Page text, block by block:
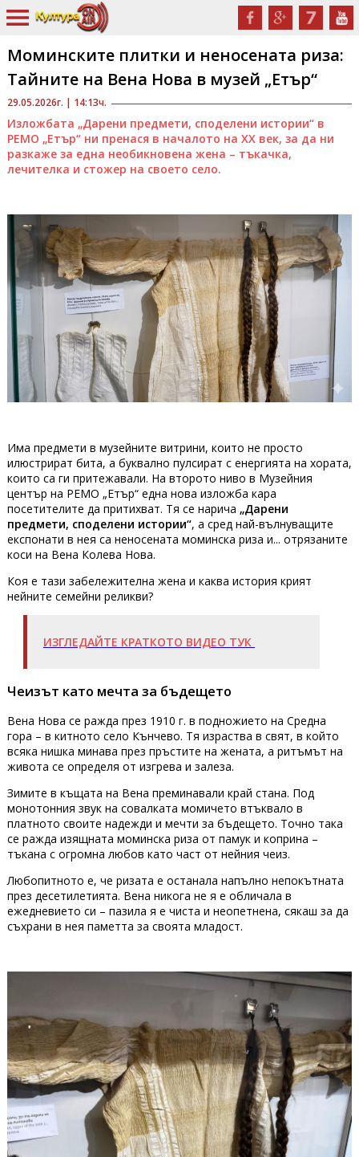
29.05.2026г. | 14:13ч.
Моминските плитки и неносената риза:
Тайните на Вена Нова в музей „Етър“
Изложбата „Дарени предмети, споделени истории“ в
РЕМО „Етър“ ни пренася в началото на XX век, за да ни
разкаже за една необикновена жена – тъкачка,
лечителка и стожер на своето село.
Има предмети в музейните витрини, които не просто
илюстрират бита, а буквално пулсират с енергията на хората,
които са ги притежавали. На второто ниво в Музейния
център на РЕМО „Етър“ една нова изложба кара
посетителите да притихват. Тя се нарича „Дарени
предмети, споделени истории“, а сред най-вълнуващите
експонати в нея са неносената моминска риза и... отрязаните
коси на Вена Колева Нова.
Коя е тази забележителна жена и каква история крият
нейните семейни реликви?
ИЗГЛЕДАЙТЕ КРАТКОТО ВИДЕО ТУК
Чеизът като мечта за бъдещето
Вена Нова се ражда през 1910 г. в подножието на Средна
гора – в китното село Кънчево. Тя израства в свят, в който
всяка нишка минава през пръстите на жената, а ритъмът на
живота се определя от изгрева и залеза.
Зимите в къщата на Вена преминавали край стана. Под
монотонния звук на совалката момичето втъквало в
платното своите надежди и мечти за бъдещето. Точно така
се ражда изящната моминска риза от памук и коприна –
тъкана с огромна любов като част от нейния чеиз.
Любопитното е, че ризата е останала напълно непокътната
през десетилетията. Вена никога не я е обличала в
ежедневието си – пазила я е чиста и неопетнена, сякаш за да
съхрани в нея паметта за своята младост.